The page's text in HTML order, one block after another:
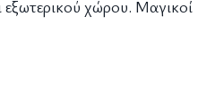
εξωτερικού χώρου. Μαγικοί